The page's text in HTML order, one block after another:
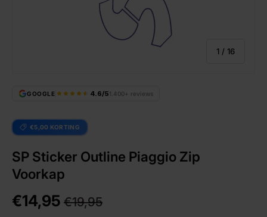
1 / van
16
GOOGLE 4.6/51.400+ reviews
€5,00 KORTING
SP Sticker Outline Piaggio Zip
Voorkap
€14,95 €19,95